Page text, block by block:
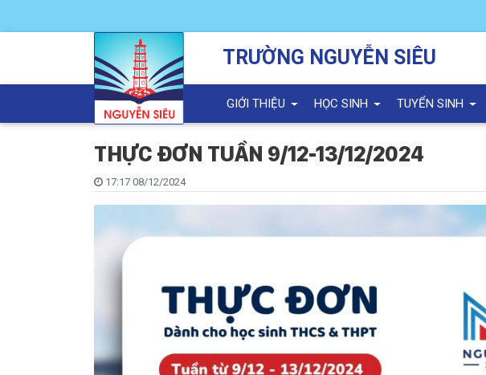
TRƯỜNG NGUYỄN SIÊU
GIỚI THIỆU HỌC SINH TUYỂN SINH
THỰC ĐƠN TUẦN 9/12-13/12/2024
17:17 08/12/2024